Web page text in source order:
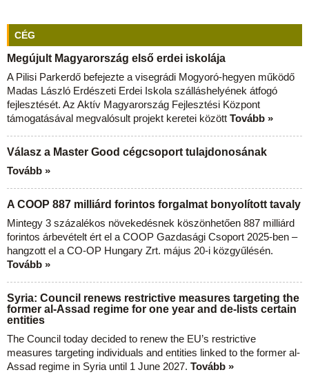
CÉG
Megújult Magyarország első erdei iskolája
A Pilisi Parkerdő befejezte a visegrádi Mogyoró-hegyen működő
Madas László Erdészeti Erdei Iskola szálláshelyének átfogó
fejlesztését. Az Aktív Magyarország Fejlesztési Központ
támogatásával megvalósult projekt keretei között Tovább »
Válasz a Master Good cégcsoport tulajdonosának
Tovább »
A COOP 887 milliárd forintos forgalmat bonyolított tavaly
Mintegy 3 százalékos növekedésnek köszönhetően 887 milliárd
forintos árbevételt ért el a COOP Gazdasági Csoport 2025-ben –
hangzott el a CO-OP Hungary Zrt. május 20-i közgyűlésén.
Tovább »
Syria: Council renews restrictive measures targeting the
former al-Assad regime for one year and de-lists certain
entities
The Council today decided to renew the EU’s restrictive
measures targeting individuals and entities linked to the former al-
Assad regime in Syria until 1 June 2027. Tovább »